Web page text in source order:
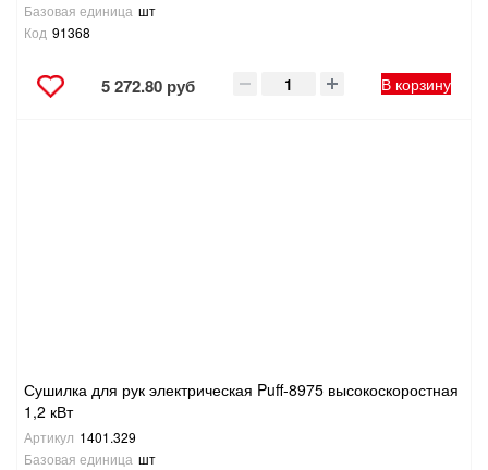
Базовая единица шт
Код 91368
5 272.80 руб В корзину
Сушилка для рук электрическая Puff-8975 высокоскоростная
1,2 кВт
Артикул 1401.329
Базовая единица шт